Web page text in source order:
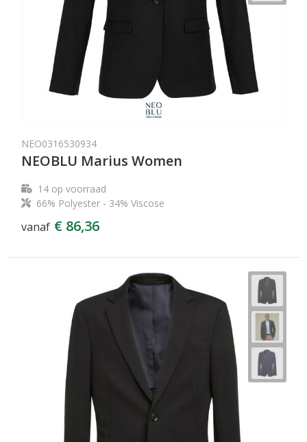
NEO0316530934
NEOBLU Marius Women
14op voorraad
66% Polyester - 34% Viscose
vanaf € 86,36